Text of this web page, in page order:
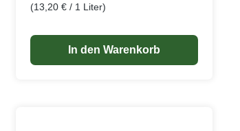
Der Duft von Zitrusfrüchten trifft auf
und reifem Pfirsich. Eine leichte Note
mediterraner Gewürze sowie Vanille
runden das Geschmackserlebnis ab.
(13,20 € / 1 Liter)
In den Warenkorb